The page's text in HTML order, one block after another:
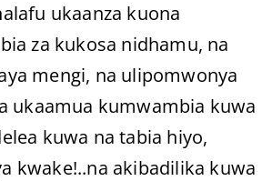
ukaanza kuona
za kukosa nidhamu, na
mengi, na ulipomwonya
ukaamua kumwambia kuwa
kuwa na tabia hiyo,
kwake!..na akibadilika kuwa